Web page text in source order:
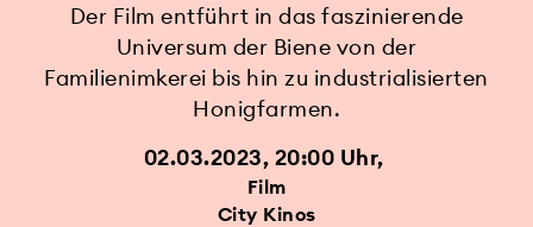
Der Film entführt in das faszinierende
Universum der Biene von der
Familienimkerei bis hin zu industrialisierten
Honigfarmen.
02.03.2023, 20:00 Uhr
Film
City Kinos